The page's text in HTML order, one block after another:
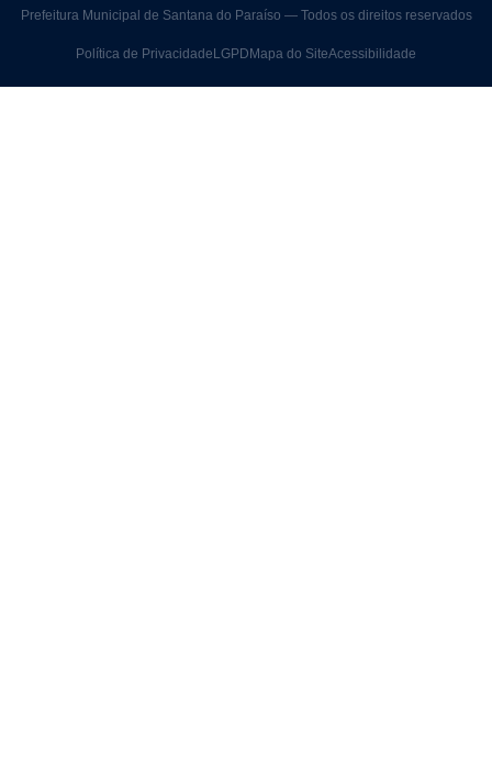
Prefeitura Municipal de Santana do Paraíso — Todos os direitos reservados
Política de Privacidade LGPD Mapa do SiteAcessibilidade